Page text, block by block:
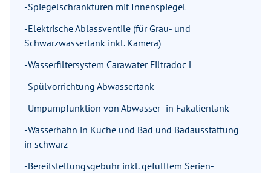
-Spiegelschranktüren mit Innenspiegel
-Elektrische Ablassventile (für Grau- und
Schwarzwassertank inkl. Kamera)
-Wasserfiltersystem Carawater Filtradoc L
-Spülvorrichtung Abwassertank
-Umpumpfunktion von Abwasser- in Fäkalientank
-Wasserhahn in Küche und Bad und Badausstattung
in schwarz
-Bereitstellungsgebühr inkl. gefülltem Serien-